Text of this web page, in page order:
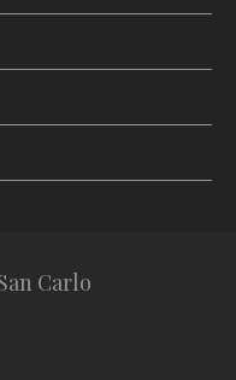
Carlo